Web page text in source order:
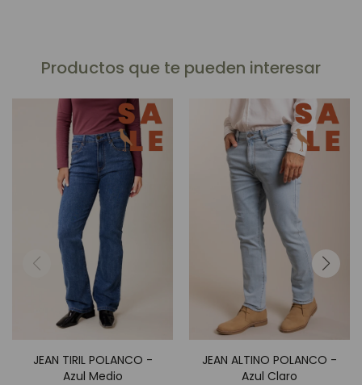
Productos que te pueden interesar
JEAN TIRIL POLANCO -
Azul Medio
JEAN ALTINO POLANCO -
Azul Claro